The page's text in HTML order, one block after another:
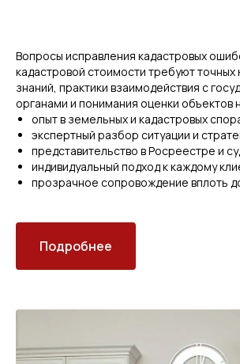
Вопросы исправления кадастровых
кадастровой стоимости требуют
знаний, практики взаимодействия с
органами и понимания оценки объектов
опыт в земельных и кадастровых
экспертный разбор ситуации и
представительство в Росреестре и
индивидуальный подход к каждому
прозрачное сопровождение вплоть
Подробнее